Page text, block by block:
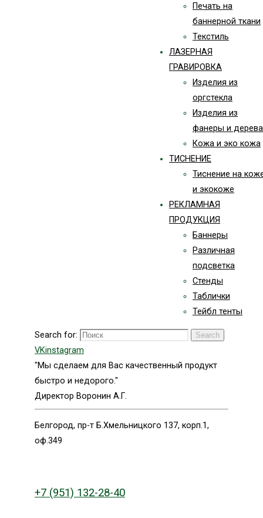
Печать на
баннерной ткани
Текстиль
ЛАЗЕРНАЯ
ГРАВИРОВКА
Изделия из
оргстекла
Изделия из
фанеры и дерева
Кожа и эко кожа
ТИСНЕНИЕ
Тиснение на
и экокоже
РЕКЛАМНАЯ
ПРОДУКЦИЯ
Баннеры
Различная
подсветка
Стенды
Таблички
Тейбл тенты
Search for: Search
VKinstagram
"Мы сделаем для Вас качественный продукт
быстро и недорого."
Директор Воронин А.Г.
Белгород, пр-т Б.Хмельницкого 137, корп.1,
оф.349
+7 (951) 132-28-40